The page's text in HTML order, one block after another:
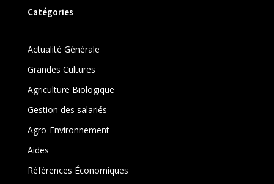
Catégories
Actualité Générale
Grandes Cultures
Agriculture Biologique
Gestion des salariés
Agro-Environnement
Aides
Références Économiques